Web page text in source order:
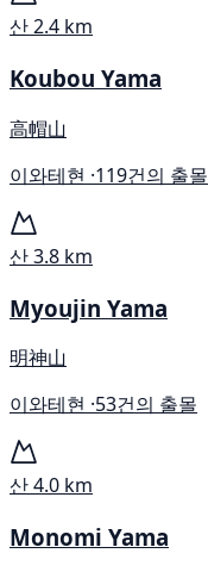
산2.4 km
Koubou Yama
高帽山
이와테현 ·119건의 출몰
산3.8 km
Myoujin Yama
明神山
이와테현 ·53건의 출몰
산4.0 km
Monomi Yama